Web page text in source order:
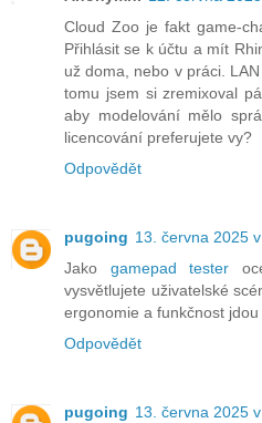
Cloud Zoo je fakt game-
Přihlásit se k účtu a mít
už doma, nebo v práci.
tomu jsem si zremixoval
aby modelování mělo
licencování preferujete vy?
Odpovědět
pugoing 13. června 2025
Jako gamepad tester
vysvětlujete uživatelské
ergonomie a funkčnost
Odpovědět
pugoing 13. června 2025